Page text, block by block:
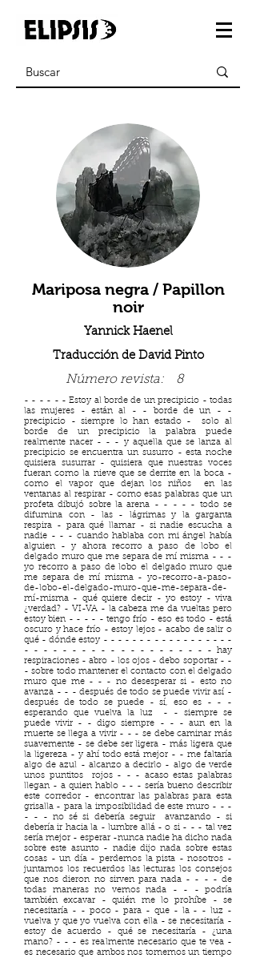
Mariposa negra / Papillon
noir
Yannick Haenel
Traducción de David Pinto
Número revista: 8
- - - - - - Estoy al borde de un precipicio - todas
las mujeres - están al - - borde de un - -
precipicio - siempre lo han estado - solo al
borde de un precipicio la palabra puede
realmente nacer - - - y aquella que se lanza al
precipicio se encuentra un susurro - esta noche
quisiera susurrar - quisiera que nuestras voces
fueran como la nieve que se derrite en la boca -
como el vapor que dejan los niños en las
ventanas al respirar - como esas palabras que un
profeta dibujó sobre la arena - - - - - todo se
difumina con - las - lágrimas y la garganta
respira - para qué llamar - si nadie escucha a
nadie - - - cuando hablaba con mi ángel había
alguien - y ahora recorro a paso de lobo el
delgado muro que me separa de mí misma - - -
yo recorro a paso de lobo el delgado muro que
me separa de mí misma - yo-recorro-a-paso-
de-lobo-el-delgado-muro-que-me-separa-de-
mí-misma - qué quiere decir - yo estoy - viva
¿verdad? - VI-VA - la cabeza me da vueltas pero
estoy bien - - - - - tengo frío - eso es todo - está
oscuro y hace frío - estoy lejos - acabo de salir o
qué - dónde estoy - - - - - - - - - - - - - - - - - -
- - - - - - - - - - - - - - - - - - - - hay
respiraciones - abro - los ojos - debo soportar - -
- sobre todo mantener el contacto con el delgado
muro que me - - - no desesperar si - esto no
avanza - - - después de todo se puede vivir así -
después de todo se puede - sí, eso es - - -
esperando que vuelva la luz - - siempre se
puede vivir - - digo siempre - - - aun en la
muerte se llega a vivir - - - se debe caminar más
suavemente - se debe ser ligera - más ligera que
la ligereza - y ahí todo está mejor - - me faltaría
algo de azul - alcanzo a decirlo - algo de verde
unos puntitos rojos - - - acaso estas palabras
llegan - a quien hablo - - - sería bueno describir
este corredor - encontrar las palabras para esta
grisalla - para la imposibilidad de este muro - - -
- - - no sé si debería seguir avanzando - si
debería ir hacia la - lumbre allá - o si - - - tal vez
sería mejor - esperar -nunca nadie ha dicho nada
sobre este asunto - nadie dijo nada sobre estas
cosas - un día - perdemos la pista - nosotros -
juntamos los recuerdos las lecturas los consejos
que nos dieron no sirven para nada - - - - de
todas maneras no vemos nada - - - podría
también excavar - quién me lo prohíbe - se
necesitaría - - poco - para - que - la - - luz -
vuelva y que yo vuelva con ella - se necesitaría -
estoy de acuerdo - qué se necesitaría - ¿una
mano? - - - es realmente necesario que te vea -
es necesario que ambos nos tomemos un tiempo